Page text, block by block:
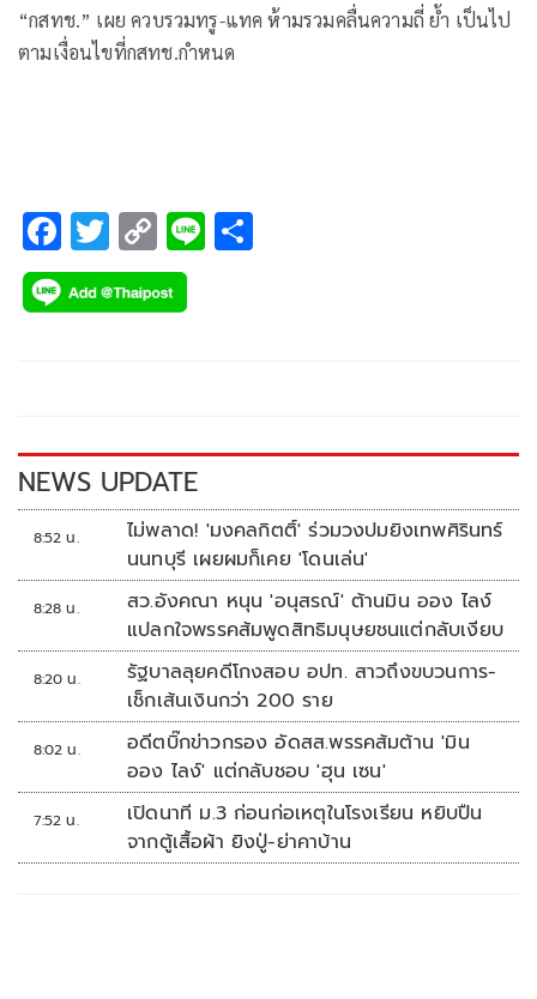
“กสทช.” เผย ควบรวมทรู-แทค ห้ามรวมคลื่นความถี่ ย้ำ เป็นไป
ตามเงื่อนไขที่กสทช.กำหนด
F
ac
e
k
T
wi
tt
C
o
p
k
Li
NEWS UPDATE
8:52 น.
ไม่พลาด! 'มงคลกิตติ์' ร่วมวงปมยิงเทพศิรินทร์
นนทบุรี เผยผมก็เคย 'โดนเล่น'
8:28 น.
สว.อังคณา หนุน 'อนุสรณ์' ต้านมิน ออง ไลง์
แปลกใจพรรคส้มพูดสิทธิมนุษยชนแต่กลับเงียบ
8:20 น.
รัฐบาลลุยคดีโกงสอบ อปท. สาวถึงขบวนการ-
เช็กเส้นเงินกว่า 200 ราย
8:02 น.
อดีตบิ๊กข่าวกรอง อัดสส.พรรคส้มต้าน 'มิน
ออง ไลง์' แต่กลับชอบ 'ฮุน เซน'
7:52 น.
เปิดนาที ม.3 ก่อนก่อเหตุในโรงเรียน หยิบปืน
จากตู้เสื้อผ้า ยิงปู่-ย่าคาบ้าน